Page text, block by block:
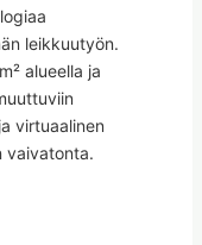
leikkuutyön.
alueella ja
virtuaalinen
vaivatonta.